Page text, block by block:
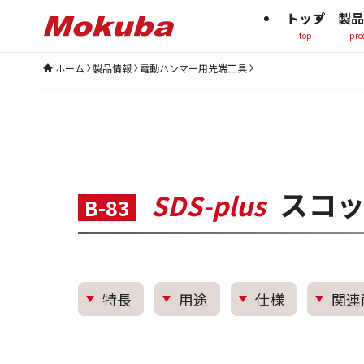
ホーム 製品情報 電動ハンマー用先端工具
トップ
top
製
B-83 SDS-plus スコ
特長 用途 仕様 関